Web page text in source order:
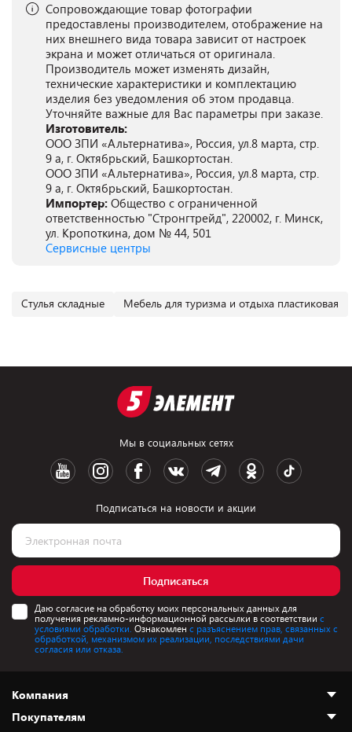
Сопровождающие товар фотографии
предоставлены производителем, отображение на
них внешнего вида товара зависит от настроек
экрана и может отличаться от оригинала.
Производитель может изменять дизайн,
технические характеристики и комплектацию
изделия без уведомления об этом продавца.
Уточняйте важные для Вас параметры при заказе.
Изготовитель:
ООО ЗПИ «Альтернатива», Россия, ул.8 марта, стр.
9 а, г. Октябрьский, Башкортостан.
ООО ЗПИ «Альтернатива», Россия, ул.8 марта, стр.
9 а, г. Октябрьский, Башкортостан.
Импортер: Общество с ограниченной
ответственностью "Стронгтрейд", 220002, г. Минск,
ул. Кропоткина, дом № 44, 501
Сервисные центры
Cтулья складные Мебель для туризма и отдыха пластиковая
Мы в социальных сетях
Подписаться на новости и акции
Подписаться
Даю согласие на обработку моих персональных данных для
получения рекламно-информационной рассылки в соответствии с
условиями обработки. Ознакомлен с разъяснением прав, связанных с
обработкой, механизмом их реализации, последствиями дачи
согласия или отказа.
Компания
О нас
Покупателям